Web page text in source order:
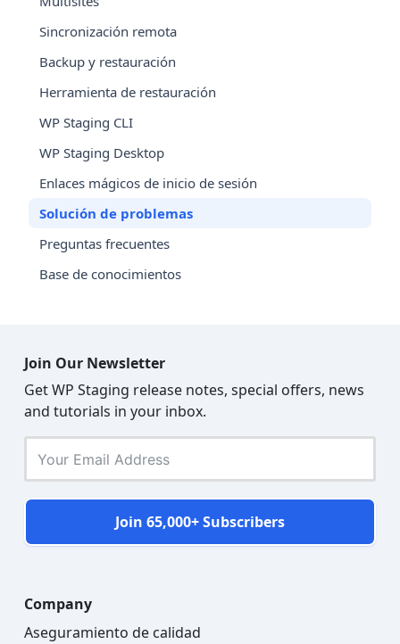
Sincronización remota
Backup y restauración
Herramienta de restauración
WP Staging CLI
WP Staging Desktop
Enlaces mágicos de inicio de sesión
Solución de problemas
Preguntas frecuentes
Base de conocimientos
Join Our Newsletter
Get WP Staging release notes, special offers, news
and tutorials in your inbox.
Join 65,000+ Subscribers
Company
Aseguramiento de calidad